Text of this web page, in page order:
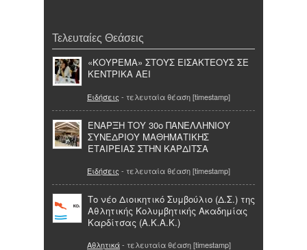
Τελευταίες Θεάσεις
«ΚΟΥΡΕΜΑ» ΣΤΟΥΣ ΕΙΣΑΚΤΕΟΥΣ ΣΕ
ΚΕΝΤΡΙΚΑ ΑΕΙ
Ειδήσεις - τελευταία θέαση [timestamp]
ΕΝΑΡΞΗ ΤΟΥ 30ο ΠΑΝΕΛΛΗΝΙΟΥ
ΣΥΝΕΔΡΙΟΥ ΜΑΘΗΜΑΤΙΚΗΣ
ΕΤΑΙΡΕΙΑΣ ΣΤΗΝ ΚΑΡΔΙΤΣΑ
Ειδήσεις - τελευταία θέαση [timestamp]
Το νέο Διοικητικό Συμβούλιο (Δ.Σ.) της
Αθλητικής Κολυμβητικής Ακαδημίας
Καρδίτσας (Α.Κ.Α.Κ.)
Αθλητικά- τελευταία θέαση [timestamp]